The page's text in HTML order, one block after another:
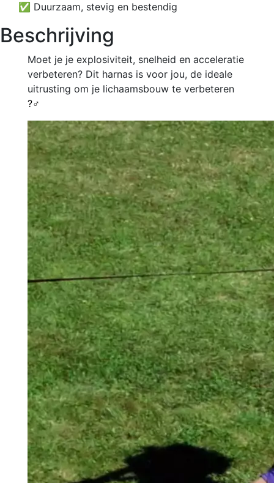
✅ Duurzaam, stevig en bestendig
Beschrijving
Moet je je explosiviteit, snelheid en acceleratie
verbeteren? Dit harnas is voor jou, de ideale
uitrusting om je lichaamsbouw te verbeteren
?‍♂️